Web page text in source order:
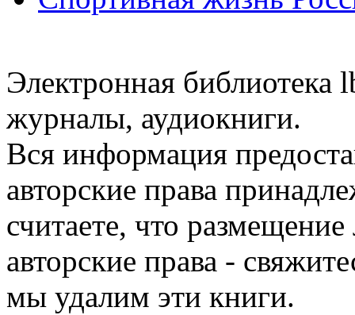
Электронная библиотека
журналы, аудиокниги.
Вся информация
авторские права
считаете, что
авторские права -
мы удалим эти книги.